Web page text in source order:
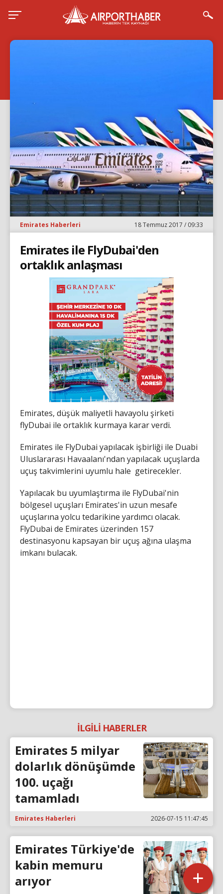
Emirates Haberleri 18 Temmuz 2017 / 09:33
Emirates ile FlyDubai'den
ortaklık anlaşması
Emirates, düşük maliyetli havayolu şirketi
flyDubai ile ortaklık kurmaya karar verdi.
Emirates ile FlyDubai yapılacak işbirliği ile Duabi
Uluslararası Havaalanı'ndan yapılacak uçuşlarda
uçuş takvimlerini uyumlu hale getirecekler.
Yapılacak bu uyumlaştırma ile FlyDubai'nin
bölgesel uçuşları Emirates'in uzun mesafe
uçuşlarına yolcu tedarikine yardımcı olacak.
FlyDubai de Emirates üzerinden 157
destinasyonu kapsayan bir uçuş ağına ulaşma
imkanı bulacak.
İLGİLİ HABERLER
Emirates 5 milyar
dolarlık dönüşümde
100. uçağı
tamamladı
Emirates Haberleri 2026-07-15 11:47:45
Emirates Türkiye'de
kabin memuru
arıyor